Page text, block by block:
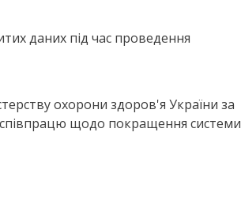
даних під час проведення
охорони здоров'я України за
щодо покращення системи